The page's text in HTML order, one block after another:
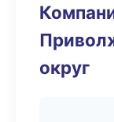
округ